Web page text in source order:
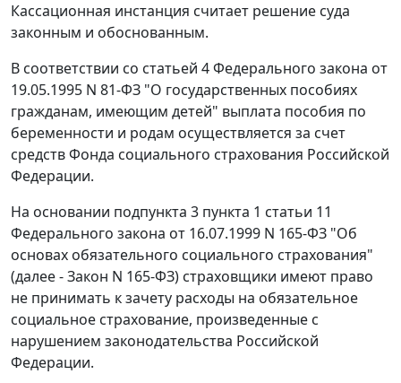
Кассационная инстанция считает решение суда
законным и обоснованным.
В соответствии со статьей 4Федерального закона от
19.05.1995 N 81-ФЗ "О государственных пособиях
гражданам, имеющим детей" выплата пособия по
беременности и родам осуществляется за счет
средств Фонда социального страхования Российской
Федерации.
На основании подпункта 3 пункта 1 статьи 11
Федерального закона от 16.07.1999 N 165-ФЗ "Об
основах обязательного социального страхования"
(далее - Закон N 165-ФЗ) страховщики имеют право
не принимать к зачету расходы на обязательное
социальное страхование, произведенные с
нарушением законодательства Российской
Федерации.